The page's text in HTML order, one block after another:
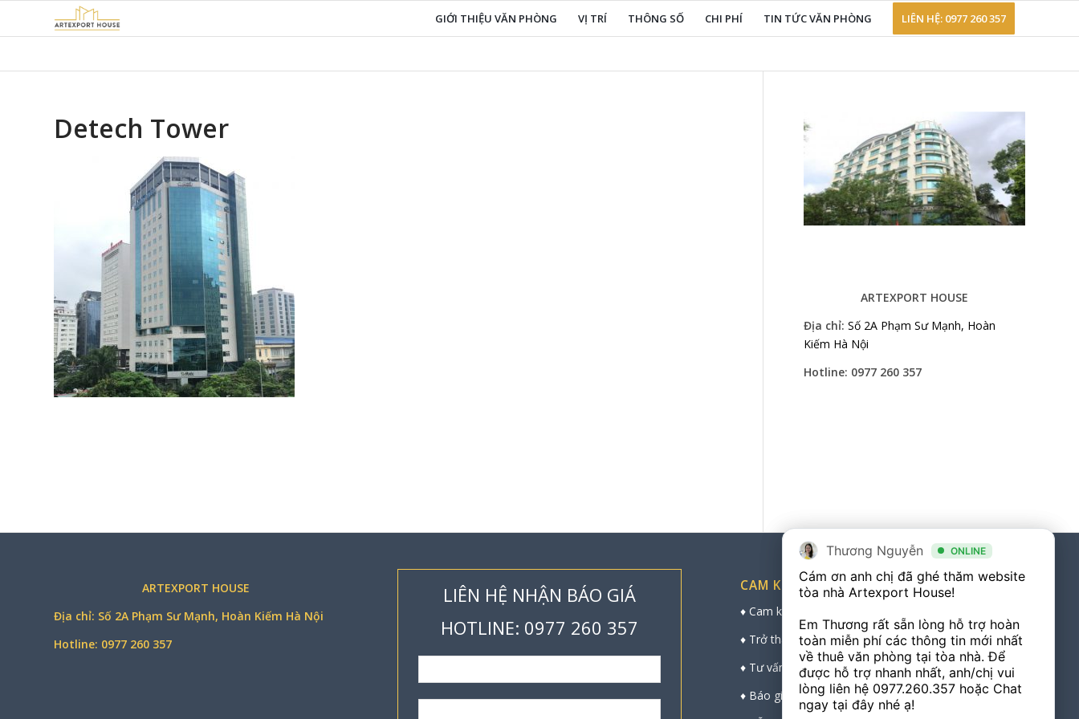
GIỚI THIỆU VĂN PHÒNG VỊ TRÍ THÔNG SỐ CHI PHÍ TIN TỨC VĂN PHÒNG LIÊN HỆ: 0977 260 357
Detech Tower
ARTEXPORT HOUSE
Địa chỉ:Số 2A Phạm Sư Mạnh, Hoàn
Kiếm Hà Nội
Hotline: 0977 260 357
ARTEXPORT HOUSE
Địa chỉ: Số 2A Phạm Sư Mạnh, Hoàn Kiếm Hà Nội
Hotline: 0977 260 357
LIÊN HỆ NHẬN BÁO GIÁ
HOTLINE: 0977 260 357
CAM KẾT CỦA CHÚNG TÔI
♦ Cam kết bảo mật thông tin cá nhân khách hàng
♦ Trở thành cầu nối vững chắc, chuyên nghiệp
♦ Tư vấn trực tiếp chuyên sâu, chọn sàn đẹp nhất
♦ Báo giá thuê trực tiếp, chính xác và nhanh nhất
Thương Nguyễn ONLINE
Cám ơn anh chị đã ghé thăm website
tòa nhà Artexport House!
Em Thương rất sẵn lòng hỗ trợ hoàn
toàn miễn phí các thông tin mới nhất
về thuê văn phòng tại tòa nhà. Để
được hỗ trợ nhanh nhất, anh/chị vui
lòng liên hệ 0977.260.357 hoặc Chat
ngay tại đây nhé ạ!
Thương Nguyễn ONLINE
Cám ơn anh chị đã ghé thăm website
tòa nhà Artexport House!
Em Thương rất sẵn lòng hỗ trợ hoàn
toàn miễn phí các thông tin mới nhất
về thuê văn phòng tại tòa nhà. Để
được hỗ trợ nhanh nhất, anh/chị vui
lòng liên hệ 0977.260.357 hoặc Chat
ngay tại đây nhé ạ!